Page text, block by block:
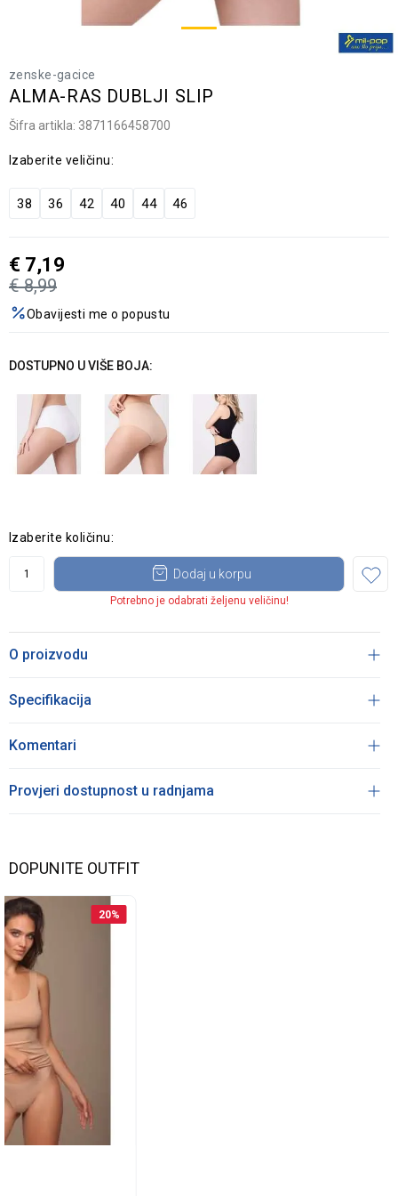
zenske-gacice
ALMA-RAS DUBLJI SLIP
Šifra artikla: 3871166458700
Izaberite veličinu:
38 36 42 40 44 46
€ 8,99
€ 7,19
Obavijesti me o popustu
DOSTUPNO U VIŠE BOJA:
Izaberite količinu:
Dodaj u korpu
Potrebno je odabrati željenu veličinu!
O proizvodu
Specifikacija
Komentari
Provjeri dostupnost u radnjama
DOPUNITE OUTFIT
20%